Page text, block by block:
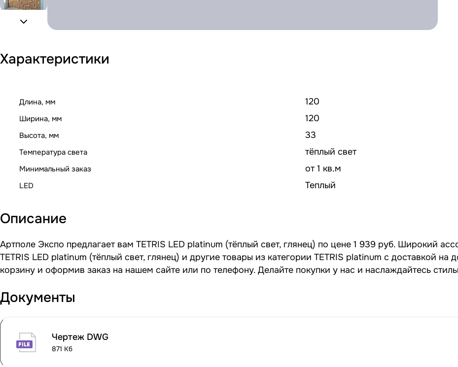
Характеристики
Длина, мм 120
Ширина, мм 120
Высота, мм 33
Температура света тёплый свет
Минимальный заказ от 1 кв.м
LED Теплый
Описание
Артполе Экспо предлагает вам TETRIS LED platinum (тёплый свет, глянец) по цене 1 939 руб. Широкий
TETRIS LED platinum (тёплый свет, глянец) и другие товары из категории TETRIS platinum с доставкой
корзину и оформив заказ на нашем сайте или по телефону. Делайте покупки у нас и наслаждайтесь
Документы
Чертеж DWG
871 Кб